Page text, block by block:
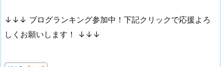
↓↓↓ ブログランキング参加中！下記クリックで応援よろ
しくお願いします！ ↓↓↓